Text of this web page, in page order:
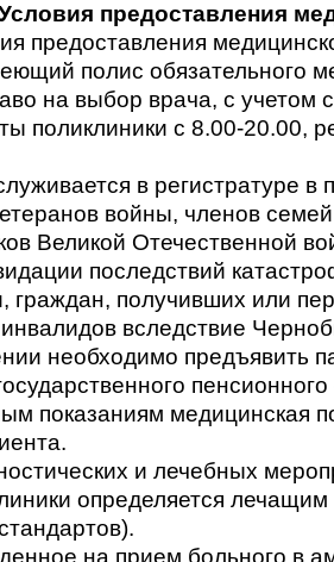
предоставления
предоставления
полис обязательного
на выбор врача, с учетом
поликлиники с 8.00-20.00,
в регистратуре в
войны, членов
Великой Отечественной
последствий
граждан, получивших или
вследствие
необходимо предъявить
показаниям медицинская
и лечебных
определяется
на прием больного в